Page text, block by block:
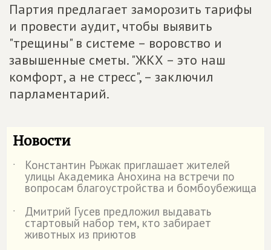
Партия предлагает заморозить тарифы
и провести аудит, чтобы выявить
"трещины" в системе – воровство и
завышенные сметы. "ЖКХ – это наш
комфорт, а не стресс", – заключил
парламентарий.
Новости
˙ Константин Рыжак приглашает жителей
улицы Академика Анохина на встречи по
вопросам благоустройства и бомбоубежища
˙
Дмитрий Гусев предложил выдавать
стартовый набор тем, кто забирает
животных из приютов